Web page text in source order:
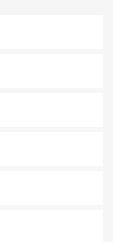
しめる外せないスポット